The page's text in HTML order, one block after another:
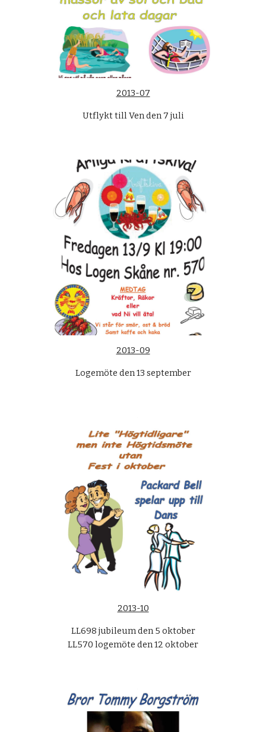
2013-07
Utflykt till Ven den 7 juli
2013-09
Logemöte den 13 september
2013-10
LL698 jubileum den 5 oktober
LL570 logemöte den 12 oktober